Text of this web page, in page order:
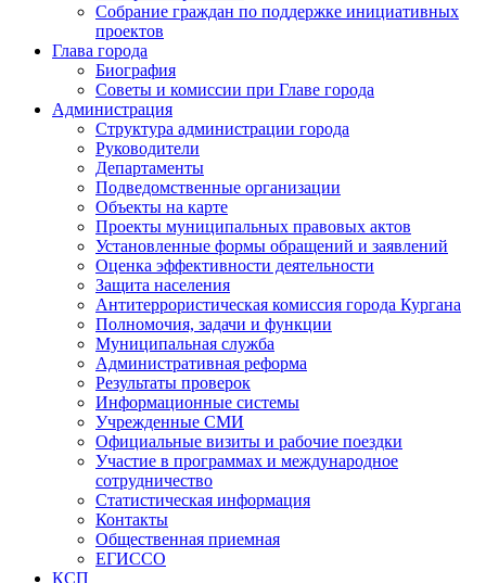
Собрание граждан по поддержке инициативных
проектов
Глава города
Биография
Советы и комиссии при Главе города
Администрация
Структура администрации города
Руководители
Департаменты
Подведомственные организации
Объекты на карте
Проекты муниципальных правовых актов
Установленные формы обращений и заявлений
Оценка эффективности деятельности
Защита населения
Антитеррористическая комиссия города Кургана
Полномочия, задачи и функции
Муниципальная служба
Административная реформа
Результаты проверок
Информационные системы
Учрежденные СМИ
Официальные визиты и рабочие поездки
Участие в программах и международное
сотрудничество
Статистическая информация
Контакты
Общественная приемная
ЕГИССО
КСП